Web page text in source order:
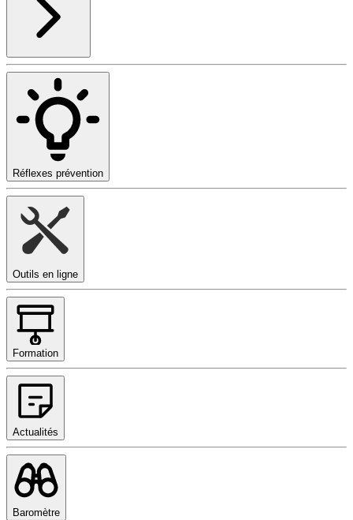
Réflexes prévention
Outils en ligne
Formation
Actualités
Baromètre